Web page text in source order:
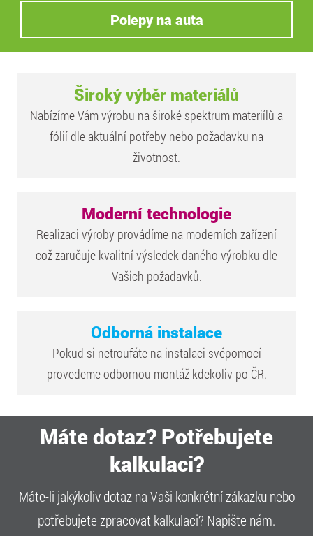
Polepy na auta
Široký výběr materiálů
Nabízíme Vám výrobu na široké spektrum materiílů a
fólií dle aktuální potřeby nebo požadavku na
životnost.
Moderní technologie
Realizaci výroby provádíme na moderních zařízení
což zaručuje kvalitní výsledek daného výrobku dle
Vašich požadavků.
Odborná instalace
Pokud si netroufáte na instalaci svépomocí
provedeme odbornou montáž kdekoliv po ČR.
Máte dotaz? Potřebujete
kalkulaci?
Máte-li jakýkoliv dotaz na Vaši konkrétní zákazku nebo
potřebujete zpracovat kalkulaci? Napište nám.